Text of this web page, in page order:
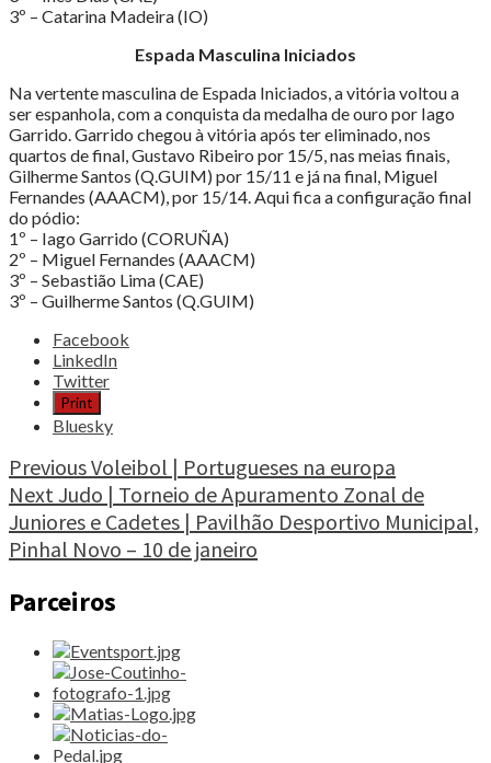
3º – Catarina Madeira (IO)
Espada Masculina Iniciados
Na vertente masculina de Espada Iniciados, a vitória voltou a
ser espanhola, com a conquista da medalha de ouro por Iago
Garrido. Garrido chegou à vitória após ter eliminado, nos
quartos de final, Gustavo Ribeiro por 15/5, nas meias finais,
Gilherme Santos (Q.GUIM) por 15/11 e já na final, Miguel
Fernandes (AAACM), por 15/14. Aqui fica a configuração final
do pódio:
1º – Iago Garrido (CORUÑA)
2º – Miguel Fernandes (AAACM)
3º – Sebastião Lima (CAE)
3º – Guilherme Santos (Q.GUIM)
Share
post
"Esgrima
Jovens
Mosqueteiros
em
Torres
Vedras
na
primeira
competição
nacional
2015"
Facebook
LinkedIn
Twitter
Print
Bluesky
Continue
Reading
PreviousVoleibol | Portugueses na europa
NextJudo | Torneio de Apuramento Zonal de
Juniores e Cadetes | Pavilhão Desportivo Municipal,
Pinhal Novo – 10 de janeiro
Parceiros